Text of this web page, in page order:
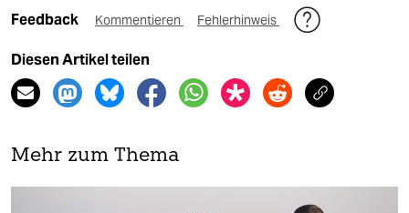
Feedback Kommentieren Fehlerhinweis
Diesen Artikel teilen
Mehr zum Thema